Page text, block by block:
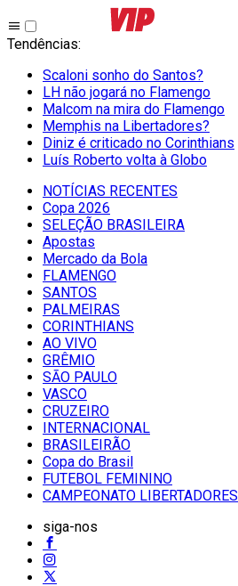
Tendências:
Scaloni sonho do Santos?
LH não jogará no Flamengo
Malcom na mira do Flamengo
Memphis na Libertadores?
Diniz é criticado no Corinthians
Luís Roberto volta à Globo
NOTÍCIAS RECENTES
Copa 2026
SELEÇÃO BRASILEIRA
Apostas
Mercado da Bola
FLAMENGO
SANTOS
PALMEIRAS
CORINTHIANS
AO VIVO
GRÊMIO
SĀO PAULO
VASCO
CRUZEIRO
INTERNACIONAL
BRASILEIRÃO
Copa do Brasil
FUTEBOL FEMININO
CAMPEONATO LIBERTADORES
siga-nos